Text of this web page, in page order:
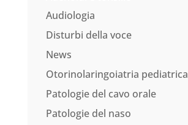
Audiologia
Disturbi della voce
News
Otorinolaringoiatria pediatrica
Patologie del cavo orale
Patologie del naso